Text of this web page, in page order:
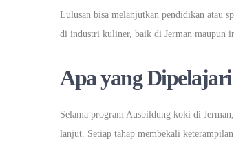
Lulusan bisa melanjutkan pendidikan atau
di industri kuliner, baik di Jerman maupun
Apa yang
Selama program Ausbildung koki di
lanjut. Setiap tahap membekali